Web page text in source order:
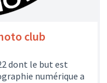
club
dont le but est
numérique a